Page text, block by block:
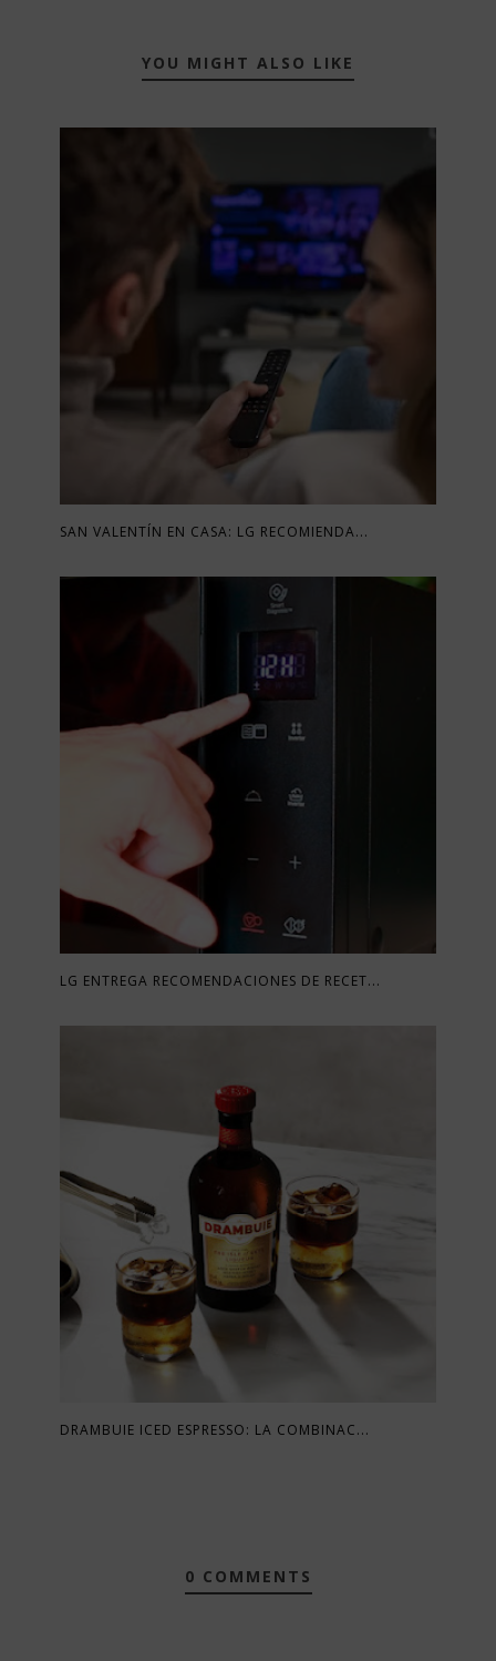
YOU MIGHT ALSO LIKE
SAN VALENTÍN EN CASA: LG RECOMIENDA...
LG ENTREGA RECOMENDACIONES DE RECET...
DRAMBUIE ICED ESPRESSO: LA COMBINAC...
0 COMMENTS